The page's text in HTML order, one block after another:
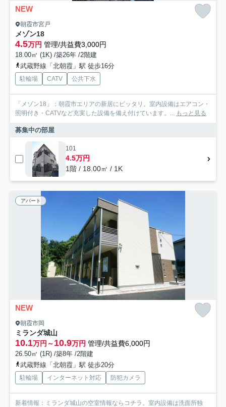
NEW
朝霞市宮戸
メゾン18
4.5万円 管理/共益費3,000円
18.00㎡ (1K) /築26年 /2階建
武蔵野線「北朝霞」駅 徒歩16分
駐輪場 CATV 公共下水
「メゾン18」：朝霞市エリアの新居にピッタリ。室内設備はエアコン・
照明付き・CATVなど充実した設備を備え付けています。... もっと見る
募集中の部屋
101
4.5万円
1階 / 18.00㎡ / 1K
アパート
NEW
朝霞市岡
ミランダ城山
10.1万円～10.9万円 管理/共益費6,000円
26.50㎡ (1R) /築8年 /2階建
武蔵野線「北朝霞」駅 徒歩20分
駐輪場 インターネット対応 防犯カメラ
新着情報：ミランダ城山の空室情報ならコチラ。室内設備は洗面所独